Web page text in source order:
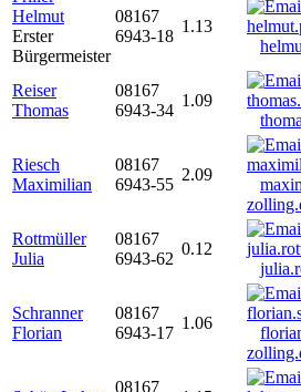
Helmut
Erster
Bürgermeister
08167
6943-18
1.13
Reiser
Thomas
08167
6943-34
1.09
Riesch
Maximilian
08167
6943-55
2.09
Rottmüller
Julia
08167
6943-62
0.12
Schranner
Florian
08167
6943-17
1.06
08167